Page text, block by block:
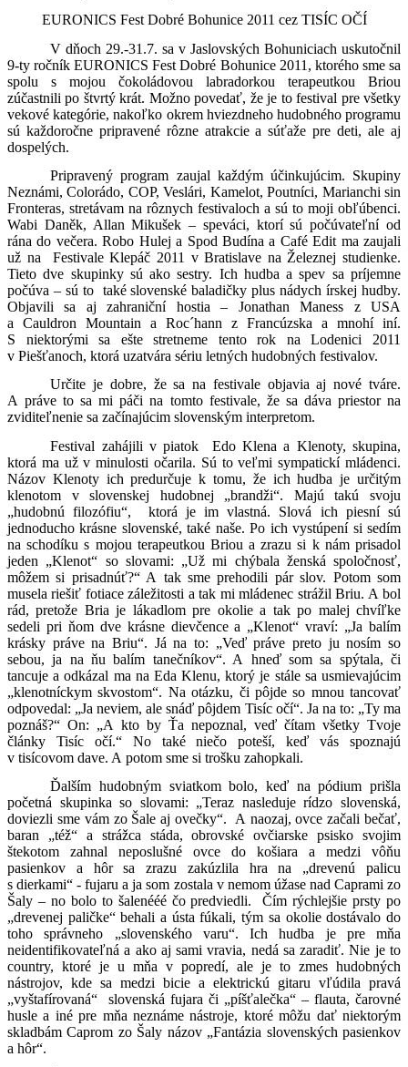
EURONICS Fest Dobré Bohunice 2011 cez TISÍC OČÍ
V dňoch 29.-31.7. sa v Jaslovských Bohuniciach uskutočnil
9-ty ročník EURONICS Fest Dobré Bohunice 2011, ktorého sme sa
spolu s mojou čokoládovou labradorkou terapeutkou Briou
zúčastnili po štvrtý krát. Možno povedať, že je to festival pre všetky
vekové kategórie, nakoľko okrem hviezdneho hudobného programu
sú každoročne pripravené rôzne atrakcie a súťaže pre deti, ale aj
dospelých.
Pripravený program zaujal každým účinkujúcim. Skupiny
Neznámi, Colorádo, COP, Veslári, Kamelot, Poutníci, Marianchi sin
Fronteras, stretávam na rôznych festivaloch a sú to moji obľúbenci.
Wabi Daněk, Allan Mikušek – speváci, ktorí sú počúvateľní od
rána do večera. Robo Hulej a Spod Budína a Café Edit ma zaujali
už na
Festivale Klepáč 2011 v Bratislave na Železnej studienke.
Tieto dve skupinky sú ako sestry. Ich hudba a spev sa príjemne
počúva – sú to také slovenské baladičky plus nádych írskej hudby.
Objavili sa aj zahraniční hostia – Jonathan Maness z USA
a Cauldron Mountain a Roc´hann z Francúzska a mnohí iní.
S niektorými sa ešte stretneme tento rok na Lodenici 2011
v Piešťanoch, ktorá uzatvára sériu letných hudobných festivalov.
Určite je dobre, že sa na festivale objavia aj nové tváre.
A práve to sa mi páči na tomto festivale, že sa dáva priestor na
zviditeľnenie sa začínajúcim slovenským interpretom.
Festival zahájili v piatok
Edo Klena a Klenoty, skupina,
ktorá ma už v minulosti očarila. Sú to veľmi sympatickí mládenci.
Názov Klenoty ich predurčuje k tomu, že ich hudba je určitým
klenotom v slovenskej hudobnej „brandži“. Majú takú svoju
„hudobnú filozófiu“,
ktorá je im vlastná. Slová ich piesní sú
jednoducho krásne slovenské, také naše. Po ich vystúpení si sedím
na schodíku s mojou terapeutkou Briou a zrazu si k nám prisadol
jeden „Klenot“ so slovami: „Už mi chýbala ženská spoločnosť,
môžem si prisadnúť?“ A tak sme prehodili pár slov. Potom som
musela riešiť fotiace záležitosti a tak mi mládenec strážil Briu. A bol
rád, pretože Bria je lákadlom pre okolie a tak po malej chvíľke
sedeli pri ňom dve krásne dievčence a „Klenot“ vraví: „Ja balím
krásky práve na Briu“. Já na to: „Veď práve preto ju nosím so
sebou, ja na ňu balím tanečníkov“. A hneď som sa spýtala, či
tancuje a odkázal ma na Eda Klenu, ktorý je stále sa usmievajúcim
„klenotníckym skvostom“. Na otázku, či pôjde so mnou tancovať
odpovedal: „Ja neviem, ale snáď pôjdem Tisíc očí“. Ja na to: „Ty ma
poznáš?“ On: „A kto by Ťa nepoznal, veď čítam všetky Tvoje
články Tisíc očí.“ No také niečo poteší, keď vás spoznajú
v tisícovom dave. A potom sme si trošku zahopkali.
Ďalším hudobným sviatkom bolo, keď na pódium prišla
početná skupinka so slovami: „Teraz nasleduje rídzo slovenská,
doviezli sme vám zo Šale aj ovečky“.
A naozaj, ovce začali bečať,
baran „též“ a strážca stáda, obrovské ovčiarske psisko svojim
štekotom zahnal neposlušné ovce do košiara a medzi vôňu
pasienkov a hôr sa zrazu zakúzlila hra na „drevenú palicu
s dierkami“ - fujaru a ja som zostala v nemom úžase nad Caprami zo
Šaly – no bolo to šalenééé čo predviedli.
Čím rýchlejšie prsty po
„drevenej paličke“ behali a ústa fúkali, tým sa okolie dostávalo do
toho správneho „slovenského varu“. Ich hudba je pre mňa
neidentifikovateľná a ako aj sami vravia, nedá sa zaradiť. Nie je to
country, ktoré je u mňa v popredí, ale je to zmes hudobných
nástrojov, kde sa medzi bicie a elektrickú gitaru vľúdila pravá
„vyštafírovaná“
slovenská fujara či „píšťalečka“ – flauta, čarovné
husle a iné pre mňa neznáme nástroje, ktoré môžu dať niektorým
skladbám Caprom zo Šaly názov „Fantázia slovenských pasienkov
a hôr“.